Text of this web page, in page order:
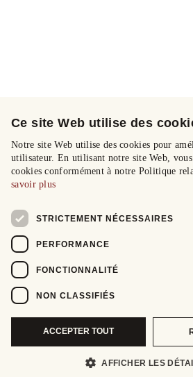
Ce site Web utilise des
Notre site Web utilise des cookies pour
utilisateur. En utilisant notre site Web, vous
cookies conformément à notre Politique
savoir plus
STRICTEMENT NÉCESSAIRES
PERFORMANCE
FONCTIONNALITÉ
NON CLASSIFIÉS
ACCEPTER TOUT
AFFICHER LES